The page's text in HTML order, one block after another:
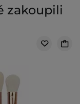
zakoupili